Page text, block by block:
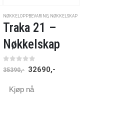
NØKKELOPPBEVARING NØKKELSKAP
Traka 21 –
Nøkkelskap
0av 5
35390,- 32690,-
Kjøp nå